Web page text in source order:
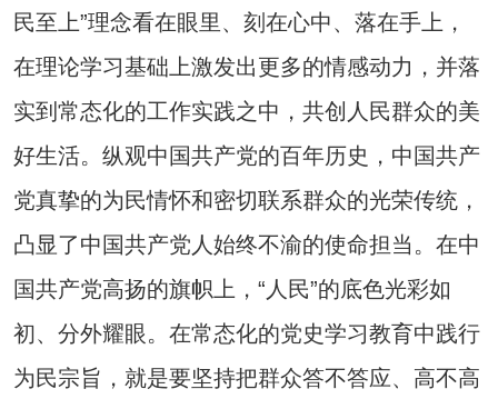
民至上”理念看在眼里、刻在心中、落在手上，
在理论学习基础上激发出更多的情感动力，并落
实到常态化的工作实践之中，共创人民群众的美
好生活。纵观中国共产党的百年历史，中国共产
党真挚的为民情怀和密切联系群众的光荣传统，
凸显了中国共产党人始终不渝的使命担当。在中
国共产党高扬的旗帜上，“人民”的底色光彩如
初、分外耀眼。在常态化的党史学习教育中践行
为民宗旨，就是要坚持把群众答不答应、高不高